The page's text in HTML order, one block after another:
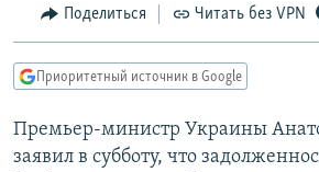
СИБИРЬ.РЕАЛИИ
РАСПИСАНИЕ ВЕЩАНИЯ
СОЦИАЛЬНЫЕ СЕТИ
Поделиться Читать без VPN
Приоритетный источник в Google
Премьер-министр Украины
заявил в субботу, что